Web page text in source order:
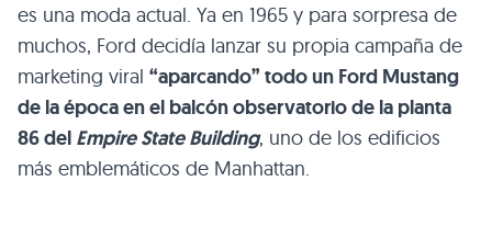
es una moda actual. Ya en 1965 y para sorpresa de
muchos, Ford decidía lanzar su propia campaña de
marketing viral “aparcando” todo un Ford Mustang
de la época en el balcón observatorio de la planta
86 del Empire State Building, uno de los edificios
más emblemáticos de Manhattan.